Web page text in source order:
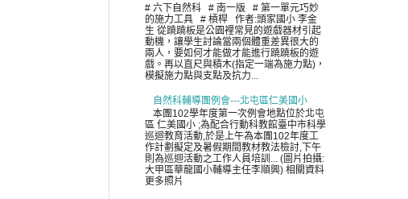
# 六下自然科 # 南一版 # 第一單元巧妙
的施力工具 # 槓桿 作者:頭家國小 李金
生 從蹺蹺板是公園裡常見的遊戲器材引起
動機，讓學生討論當兩個體重差異很大的
兩人，要如何才能做才能進行蹺蹺板的遊
戲。再以直尺與積木(指定一端為施力點)，
模擬施力點與支點及抗力...
自然科輔導團例會---北屯區仁美國小
本團102學年度第一次例會地點位於北屯
區 仁美國小 ;為配合行動科教館臺中市科學
巡迴教育活動,於是上午為本團102年度工
作計劃擬定及暑假期間教材教法檢討,下午
則為巡迴活動之工作人員培訓... (圖片拍攝:
大甲區華龍國小輔導主任李順興) 相關資料
更多照片